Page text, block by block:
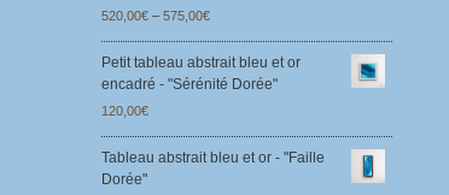
520,00€– 575,00€
Petit tableau abstrait bleu et or
encadré - "Sérénité Dorée"
120,00€
Tableau abstrait bleu et or - "Faille
Dorée"